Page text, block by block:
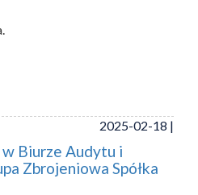
2025-02-18 |
Biurze Audytu i
Zbrojeniowa Spółka